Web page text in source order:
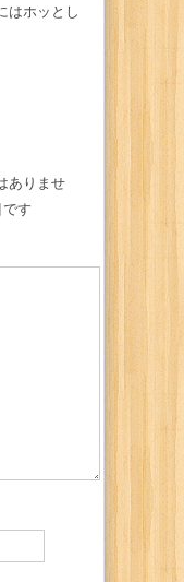
はホッとし
ありませ
す